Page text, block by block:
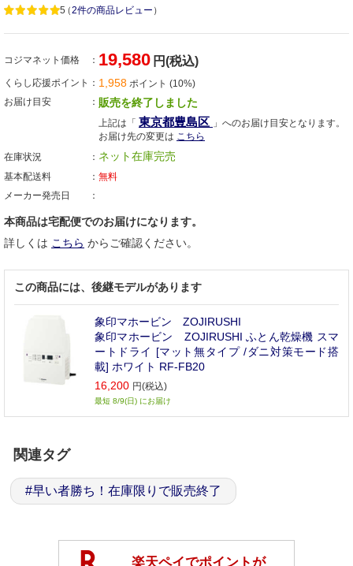
5（2件の商品レビュー ）
コジマネット価格 19,580 円(税込)
くらし応援ポイント 1,958 ポイント (10%)
お届け目安
販売を終了しました
上記は「 東京都豊島区 」へのお届け目安となります。
お届け先の変更は こちら
在庫状況
ネット在庫完売
基本配送料
無料
メーカー発売日
本商品は宅配便でのお届けになります。
詳しくは こちら からご確認ください。
この商品には、後継モデルがあります
象印マホービン ZOJIRUSHI
象印マホービン ZOJIRUSHI ふとん乾燥機 スマ
ートドライ [マット無タイプ /ダニ対策モード搭
載] ホワイト RF-FB20
16,200 円(税込)
最短 8/9(日) にお届け
関連タグ
#早い者勝ち！在庫限りで販売終了